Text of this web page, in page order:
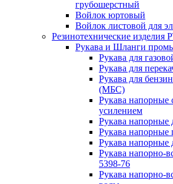
грубошерстный
Войлок юртовый
Войлок листовой для
Резинотехнические изделия
Рукава и Шланги
Рукава для
Рукава для
Рукава для
(МБС)
Рукава напорные
усилением
Рукава напорные
Рукава
Рукава напорные
Рукава
5398-76
Рукава напорно-